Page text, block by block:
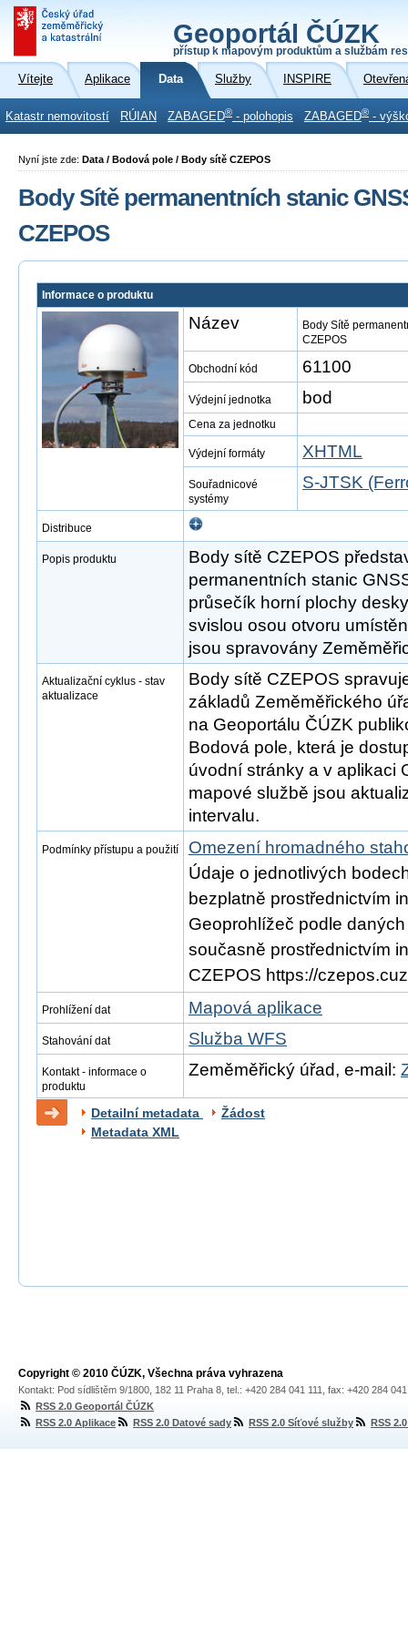
Geoportál ČÚZK
přístup k mapovým produktům a službám
Vítejte Aplikace Data Služby INSPIRE
Katastr nemovitostí RÚIAN ZABAGED® - polohopis ZABAGED® -
Nyní jste zde: Data / Bodová pole / Body sítě CZEPOS
Body Sítě permanentních stanic
CZEPOS
Informace o produktu
Název
Body Sítě
CZEPOS
Obchodní kód 61100
Výdejní jednotka bod
Cena za jednotku
Výdejní formáty XHTML
Souřadnicové
systémy
S-JTSK
Distribuce
Popis produktu
Body sítě CZEPOS
permanentních stanic
průsečík horní plochy
svislou osou otvoru
jsou spravovány
Aktualizační cyklus - stav
aktualizace
Body sítě CZEPOS
základů Zeměměřického
na Geoportálu ČÚZK
Bodová pole, která je
úvodní stránky a v aplikaci
mapové službě jsou
intervalu.
Podmínky přístupu a použití
Omezení hromadného
Údaje o jednotlivých
bezplatně prostřednictvím
Geoprohlížeč podle
současně prostřednictvím
CZEPOS https://
Prohlížení dat Mapová aplikace
Stahování dat Služba WFS
Kontakt - informace o
produktu
Zeměměřický úřad, e-mail:
Detailní metadata
Žádost
Metadata XML
Copyright © 2010 ČÚZK, Všechna práva vyhrazena
Kontakt: Pod sídlištěm 9/1800, 182 11 Praha 8, tel.: +420 284 041 111, fax: +420 284
RSS 2.0 Geoportál ČÚZK
RSS 2.0 Aplikace
RSS 2.0 Datové sady RSS 2.0 Síťové služby RSS